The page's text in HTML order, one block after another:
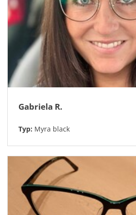
optikaVychytávky: Nastavitelný nosník
Gabriela R.
Typ: Myra black